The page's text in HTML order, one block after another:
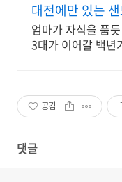
대전에만 있는
엄마가 자식을 품
3대가 이어갈 백년
공감
댓글